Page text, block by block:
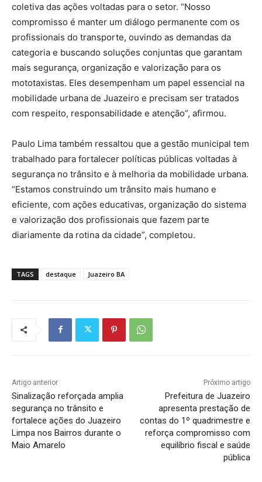
coletiva das ações voltadas para o setor. “Nosso
compromisso é manter um diálogo permanente com os
profissionais do transporte, ouvindo as demandas da
categoria e buscando soluções conjuntas que garantam
mais segurança, organização e valorização para os
mototaxistas. Eles desempenham um papel essencial na
mobilidade urbana de Juazeiro e precisam ser tratados
com respeito, responsabilidade e atenção”, afirmou.
Paulo Lima também ressaltou que a gestão municipal tem
trabalhado para fortalecer políticas públicas voltadas à
segurança no trânsito e à melhoria da mobilidade urbana.
“Estamos construindo um trânsito mais humano e
eficiente, com ações educativas, organização do sistema
e valorização dos profissionais que fazem parte
diariamente da rotina da cidade”, completou.
TAGS destaque Juazeiro BA
Artigo anterior
Sinalização reforçada amplia
segurança no trânsito e
fortalece ações do Juazeiro
Limpa nos Bairros durante o
Maio Amarelo
Próximo artigo
Prefeitura de Juazeiro
apresenta prestação de
contas do 1º quadrimestre e
reforça compromisso com
equilíbrio fiscal e saúde
pública